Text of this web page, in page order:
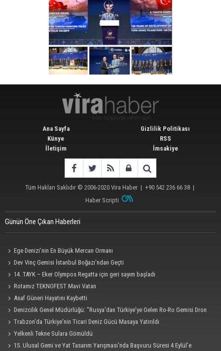
Ana Sayfa
Künye
İletişim
Gizlilik Politikası
RSS
İmsakiye
Tüm Hakları Saklıdır © 2006-2020 Vira Haber | +90 542 236 66 38 |
Haber Scripti
Günün Öne Çıkan Haberleri
Ege Denizi’nin En Büyük Mercan Ormanı
Dev Vinç Gemisi İstanbul Boğazı'ndan Geçti
14. TAYK – Eker Olympos Regatta için geri sayım başladı
Rotamız TEKNOFEST Mavi Vatan
Asaf Güneri Hayatını Kaybetti
Denizcilik Genel Müdürlüğü: "Rusya'dan Türkiye'ye Gelen Ro-Ro Gemisi Dron
Saldırısına Uğradı"
Trabzon'da Türkiye'nin Ticari Deniz Gücü Masaya Yatırıldı
Yelkenli Tekne Sulara Gömüldü
15. Ulusal Gemi ve Yat Tasarım Yarışması'nda Başvuru Süresi 4 Eylül'e